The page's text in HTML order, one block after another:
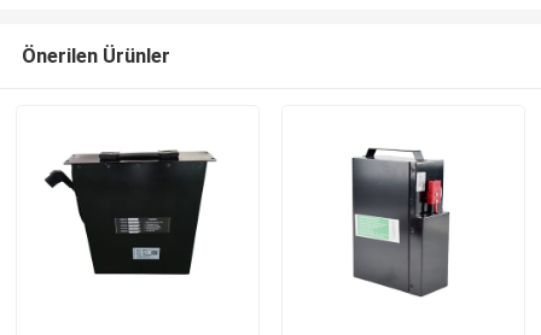
Önerilen Ürünler